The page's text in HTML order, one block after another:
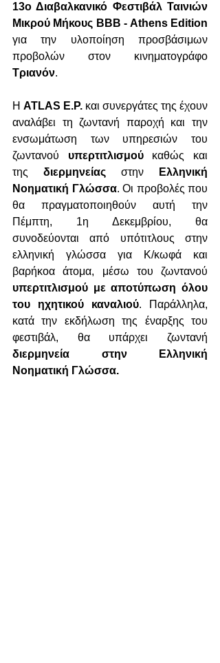
13ο Διαβαλκανικό Φεστιβάλ Ταινιών
για την υλοποίηση προσβάσιμων
Τριανόν.
Η ATLAS E.P. και συνεργάτες της έχουν
αναλάβει τη ζωντανή παροχή και την
ενσωμάτωση των υπηρεσιών του
ζωντανού υπερτιτλισμού καθώς και
της διερμηνείας στην
Ελληνική
Νοηματική Γλώσσα. Οι προβολές που
θα πραγματοποιηθούν αυτή την
Πέμπτη, 1η Δεκεμβρίου, θα
συνοδεύονται από υπότιτλους στην
ελληνική γλώσσα για Κ/κωφά και
υπερτιτλισμού με αποτύπωση όλου
του ηχητικού καναλιού. Παράλληλα,
κατά την εκδήλωση της έναρξης του
διερμηνεία στην Ελληνική
Νοηματική Γλώσσα.